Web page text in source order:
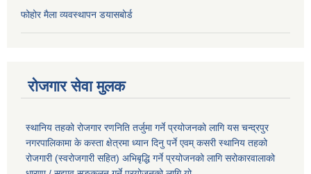
फोहोर मैला व्यवस्थापन डयासबोर्ड
रोजगार सेवा मुलक
स्थानिय तहको रोजगार रणनिति तर्जुमा गर्ने प्रयोजनको लागि यस चन्द्रपुर
नगरपालिकामा के कस्ता क्षेत्रमा ध्यान दिनु पर्ने एवम् कसरी स्थानिय तहको
रोजगारी (स्वरोजगारी सहित) अभिबृद्धि गर्ने प्रयोजनको लागि सरोकारवालाको